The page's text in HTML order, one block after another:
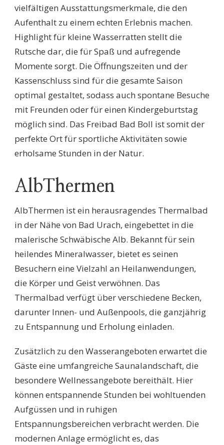
vielfältigen Ausstattungsmerkmale, die den
Aufenthalt zu einem echten Erlebnis machen.
Highlight für kleine Wasserratten stellt die
Rutsche dar, die für Spaß und aufregende
Momente sorgt. Die Öffnungszeiten und der
Kassenschluss sind für die gesamte Saison
optimal gestaltet, sodass auch spontane Besuche
mit Freunden oder für einen Kindergeburtstag
möglich sind. Das Freibad Bad Boll ist somit der
perfekte Ort für sportliche Aktivitäten sowie
erholsame Stunden in der Natur.
AlbThermen
AlbThermen ist ein herausragendes Thermalbad
in der Nähe von Bad Urach, eingebettet in die
malerische Schwäbische Alb. Bekannt für sein
heilendes Mineralwasser, bietet es seinen
Besuchern eine Vielzahl an Heilanwendungen,
die Körper und Geist verwöhnen. Das
Thermalbad verfügt über verschiedene Becken,
darunter Innen- und Außenpools, die ganzjährig
zu Entspannung und Erholung einladen.
Zusätzlich zu den Wasserangeboten erwartet die
Gäste eine umfangreiche Saunalandschaft, die
besondere Wellnessangebote bereithält. Hier
können entspannende Stunden bei wohltuenden
Aufgüssen und in ruhigen
Entspannungsbereichen verbracht werden. Die
modernen Anlage ermöglicht es, das